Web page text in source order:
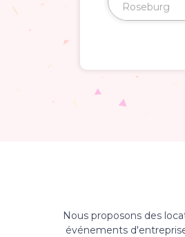
Nous proposons des
événements